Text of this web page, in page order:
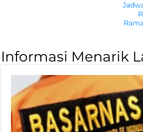
Informasi Menarik